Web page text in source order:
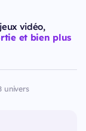
vidéo,
et bien plus
univers